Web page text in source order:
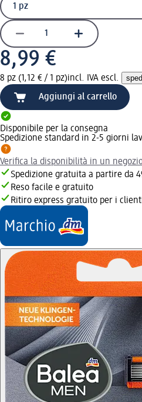
8,99 €
8 pz (1,12 € / 1 pz)incl. IVA escl.
Aggiungi al carrello
Disponibile per la consegna
Spedizione standard in 2-5 giorni
Verifica la disponibilità in un
Spedizione gratuita a partire da
Reso facile e gratuito
Ritiro express gratuito per i